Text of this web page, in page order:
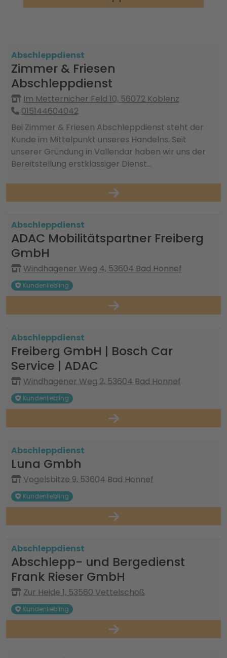
Abschleppdienst
Zimmer & Friesen
Abschleppdienst
Im Metternicher Feld 10, 56072 Koblenz
015144604042
Bei Zimmer & Friesen Abschleppdienst steht der
Kunde im Mittelpunkt unseres Handelns. Seit
unserer Gründung in Vallendar haben wir uns der
Bereitstellung erstklassiger Dienst...
Abschleppdienst
ADAC Mobilitätspartner Freiberg
GmbH
Windhagener Weg 4, 53604 Bad Honnef
Kundenliebling
Abschleppdienst
Freiberg GmbH | Bosch Car
Service | ADAC
Windhagener Weg 2, 53604 Bad Honnef
Kundenliebling
Abschleppdienst
Luna Gmbh
Vogelsbitze 9, 53604 Bad Honnef
Kundenliebling
Abschleppdienst
Abschlepp- und Bergedienst
Frank Rieser GmbH
Zur Heide 1, 53560 Vettelschoß
Kundenliebling